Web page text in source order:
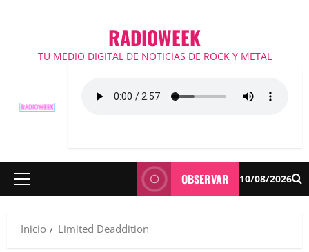
RADIOWEEK
TU MEDIO DIGITAL DE NOTICIAS DE ROCK Y METAL
Menú
OBSERVAR 10/08/2026
Inicio Limited Deaddition